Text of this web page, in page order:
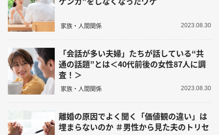
家族・人間関係 2023.08.30
「会話が多い夫婦」たちが話している“共
通の話題”とは＜40代前後の女性87人に調
査！＞
家族・人間関係 2023.08.30
離婚の原因でよく聞く「価値観の違い」は
埋まらないのか ＃男性から見た夫のトリセ